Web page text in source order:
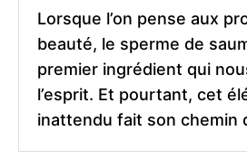
Lorsque l’on pense aux
beauté, le sperme de
premier ingrédient qui
l’esprit. Et pourtant, cet
inattendu fait son chemin